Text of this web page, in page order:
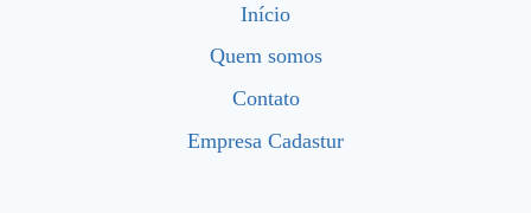
Início
Quem somos
Contato
Empresa Cadastur